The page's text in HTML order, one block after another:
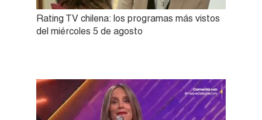
Rating TV chilena: los programas más vistos
del miércoles 5 de agosto